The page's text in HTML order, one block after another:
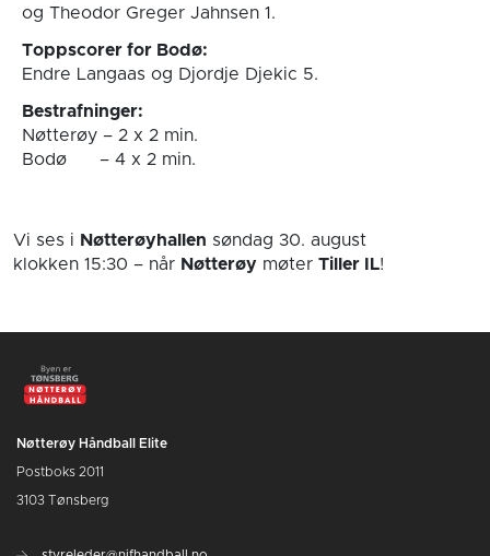
og Theodor Greger Jahnsen 1.
Toppscorer for Bodø:
Endre Langaas og Djordje Djekic 5.
Bestrafninger:
Nøtterøy – 2 x 2 min.
Bodø – 4 x 2 min.
Vi ses i Nøtterøyhallen søndag 30. august
klokken 15:30 – når Nøtterøy møter Tiller IL!
Nøtterøy Håndball Elite
Postboks 2011
3103 Tønsberg